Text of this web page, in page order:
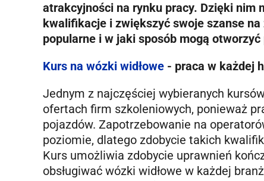
atrakcyjności na rynku pracy. Dzięki nim
kwalifikacje i zwiększyć swoje szanse
popularne i w jaki sposób mogą
Kurs na wózki widłowe - praca w każdej
Jednym z najczęściej wybieranych
ofertach firm szkoleniowych, ponieważ
pojazdów. Zapotrzebowanie na
poziomie, dlatego zdobycie takich
Kurs umożliwia zdobycie uprawnień
obsługiwać wózki widłowe w każdej